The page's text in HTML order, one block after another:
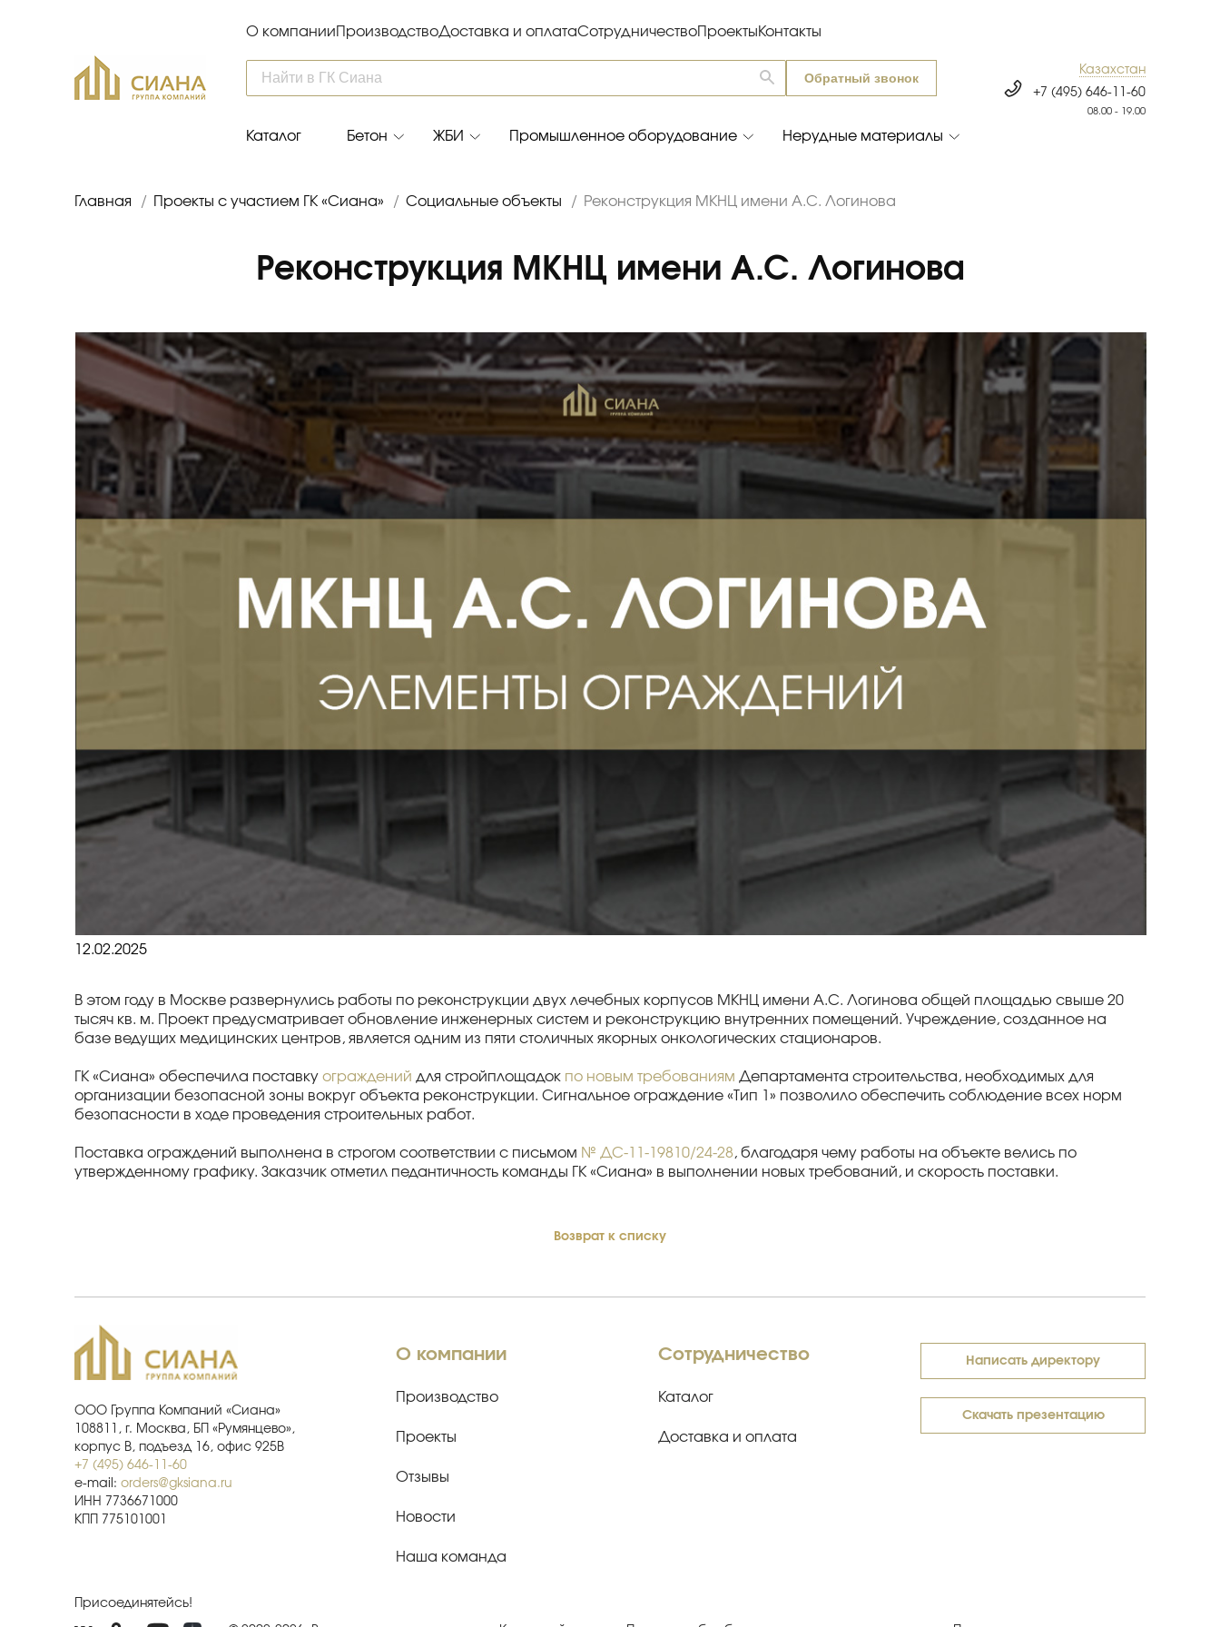
О компании ПроизводствоДоставка и оплатаСотрудничествоПроектыКонтакты
Обратный звонок
Казахстан
+7 (495) 646-11-60
08.00 - 19.00
Каталог Бетон ЖБИ Промышленное оборудование Нерудные материалы
Главная / Проекты с участием ГК «Сиана» / Социальные объекты / Реконструкция МКНЦ имени А.С. Логинова
Реконструкция МКНЦ имени А.С. Логинова
12.02.2025
В этом году в Москве развернулись работы по реконструкции двух лечебных корпусов МКНЦ имени А.С. Логинова общей площадью свыше 20
тысяч кв. м. Проект предусматривает обновление инженерных систем и реконструкцию внутренних помещений. Учреждение, созданное на
базе ведущих медицинских центров, является одним из пяти столичных якорных онкологических стационаров.
ГК «Сиана» обеспечила поставку ограждений для стройплощадок по новым требованиям Департамента строительства, необходимых для
организации безопасной зоны вокруг объекта реконструкции. Сигнальное ограждение «Тип 1» позволило обеспечить соблюдение всех норм
безопасности в ходе проведения строительных работ.
Поставка ограждений выполнена в строгом соответствии с письмом № ДС-11-19810/24-28, благодаря чему работы на объекте велись по
утвержденному графику. Заказчик отметил педантичность команды ГК «Сиана» в выполнении новых требований, и скорость поставки.
Возврат к списку
ООО Группа Компаний «Сиана»
108811, г. Москва, БП «Румянцево»,
корпус В, подъезд 16, офис 925В
+7 (495) 646-11-60
e-mail: orders@gksiana.ru
ИНН 7736671000
КПП 775101001
О компании
Производство
Проекты
Отзывы
Новости
Наша команда
Сотрудничество
Каталог
Доставка и оплата
Написать директору
Скачать презентацию
Присоединятейсь!